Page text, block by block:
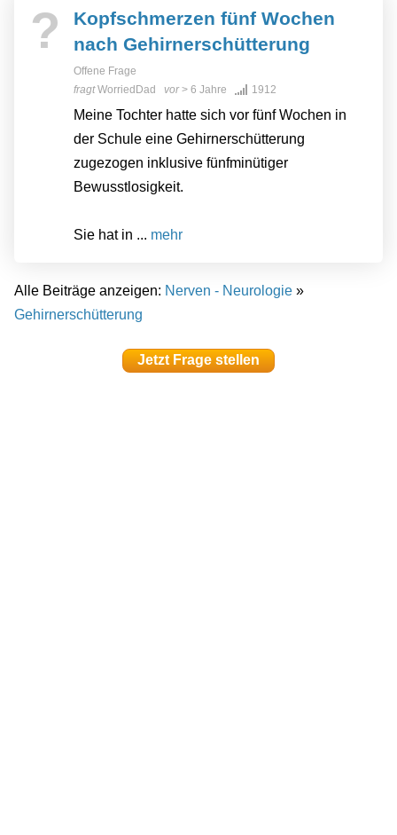
?
Kopfschmerzen fünf Wochen
nach Gehirnerschütterung
Offene Frage
fragtWorriedDad vor> 6 Jahre 1912
Meine Tochter hatte sich vor fünf Wochen in
der Schule eine Gehirnerschütterung
zugezogen inklusive fünfminütiger
Bewusstlosigkeit.
Sie hat in ... mehr
Alle Beiträge anzeigen: Nerven - Neurologie »
Gehirnerschütterung
Jetzt Frage stellen